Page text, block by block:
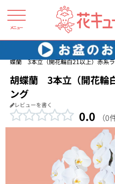
メニュー
花キューピット 花鉢（胡蝶蘭・洋
蝶蘭 3本立（開花輪白21以上）赤系
胡蝶蘭 3本立（開花輪
ング
レビューを書く
0.0 （0